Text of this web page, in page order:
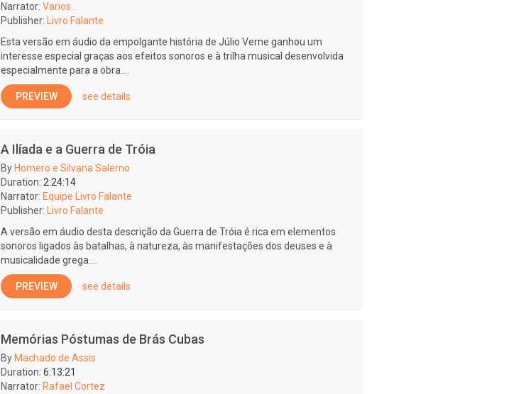
Narrator: Varios .
Publisher:
Livro Falante
Esta versão em áudio da empolgante história de Júlio Verne ganhou um
interesse especial graças aos efeitos sonoros e à trilha musical desenvolvida
especialmente para a obra....
PREVIEW see details
A Ilíada e a Guerra de Tróia
By Homero e Silvana Salerno
Duration: 2:24:14
Narrator: Equipe Livro Falante
Publisher:
Livro Falante
A versão em áudio desta descrição da Guerra de Tróia é rica em elementos
sonoros ligados às batalhas, à natureza, às manifestações dos deuses e à
musicalidade grega....
PREVIEW see details
Memórias Póstumas de Brás Cubas
By Machado de Assis
Duration: 6:13:21
Narrator: Rafael Cortez